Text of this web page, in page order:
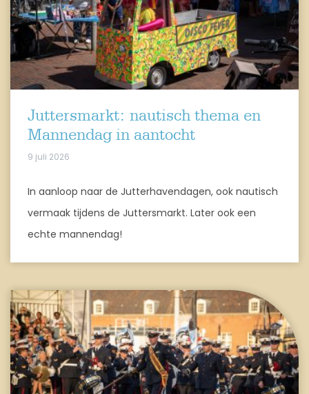
Juttersmarkt: nautisch thema en
Mannendag in aantocht
9 juli 2026
In aanloop naar de Jutterhavendagen, ook nautisch
vermaak tijdens de Juttersmarkt. Later ook een
echte mannendag!